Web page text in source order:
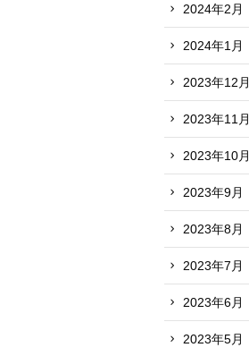
2024年2月
2024年1月
2023年12月
2023年11月
2023年10月
2023年9月
2023年8月
2023年7月
2023年6月
2023年5月